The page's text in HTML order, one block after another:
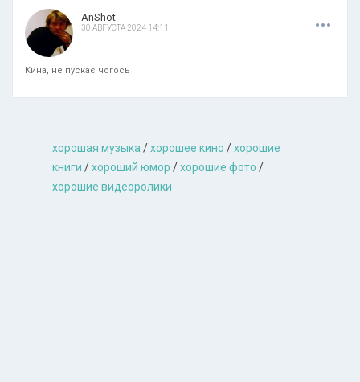
AnShot
30 АВГУСТА 2024 14:11 ...
Кина, не пускає чогось
хорошая музыкa /хорошее кино /хорошие
книги /хороший юмор /хорошие фото /
хорошие видеоролики